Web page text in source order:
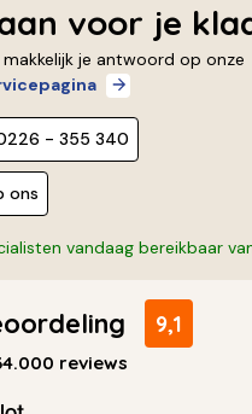
voor je
makkelijk je antwoord op onze
- 355 340
ons
vandaag bereikbaar
9,1
reviews